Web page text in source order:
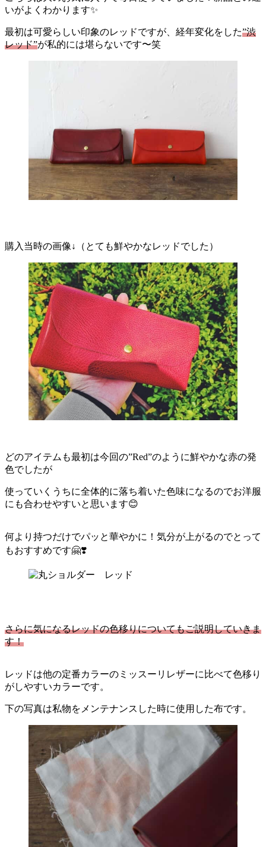
いがよくわかります✨
最初は可愛らしい印象のレッドですが、経年変化をした”渋
レッド”が私的には堪らないです〜笑
購入当時の画像↓（とても鮮やかなレッドでした）
どのアイテムも最初は今回の”Red”のように鮮やかな赤の発
色でしたが
使っていくうちに全体的に落ち着いた色味になるのでお洋服
にも合わせやすいと思います😊
何より持つだけでパッと華やかに！気分が上がるのでとって
もおすすめです🤗❣️
さらに気になるレッドの色移りについてもご説明していきま
す！
レッドは他の定番カラーのミッスーリレザーに比べて色移り
がしやすいカラーです。
下の写真は私物をメンテナンスした時に使用した布です。